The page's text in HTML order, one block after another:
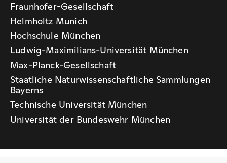
Fraunhofer-Gesellschaft
Helmholtz Munich
Hochschule München
Ludwig-Maximilians-Universität München
Max-Planck-Gesellschaft
Staatliche Naturwissenschaftliche Sammlungen
Bayerns
Technische Universität München
Universität der Bundeswehr München